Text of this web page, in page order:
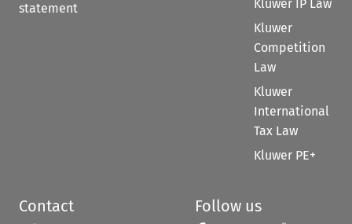
statement
Kluwer IP Law
Kluwer
Competition
Law
Kluwer
International
Tax Law
Kluwer PE+
Contact Follow us